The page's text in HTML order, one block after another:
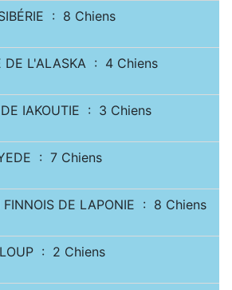
: 8 Chiens
DE L'ALASKA : 4 Chiens
IAKOUTIE : 3 Chiens
: 7 Chiens
FINNOIS DE LAPONIE : 8 Chiens
: 2 Chiens